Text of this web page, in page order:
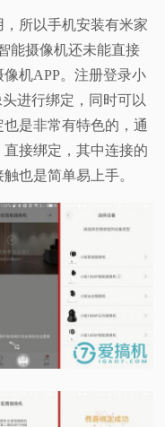
所以手机安装有米家
能摄像机还未能直接
机APP。注册登录小
进行绑定，同时可以
是非常有特色的，通
接绑定，其中连接的
也是简单易上手。